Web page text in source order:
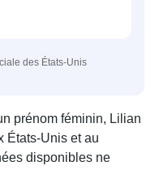
des États-Unis
prénom féminin, Lilian
États-Unis et au
disponibles ne